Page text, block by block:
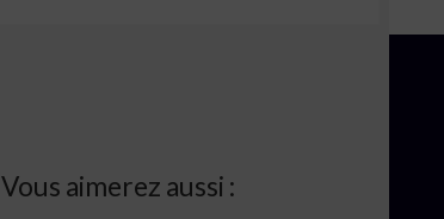
Vous aimerez aussi :